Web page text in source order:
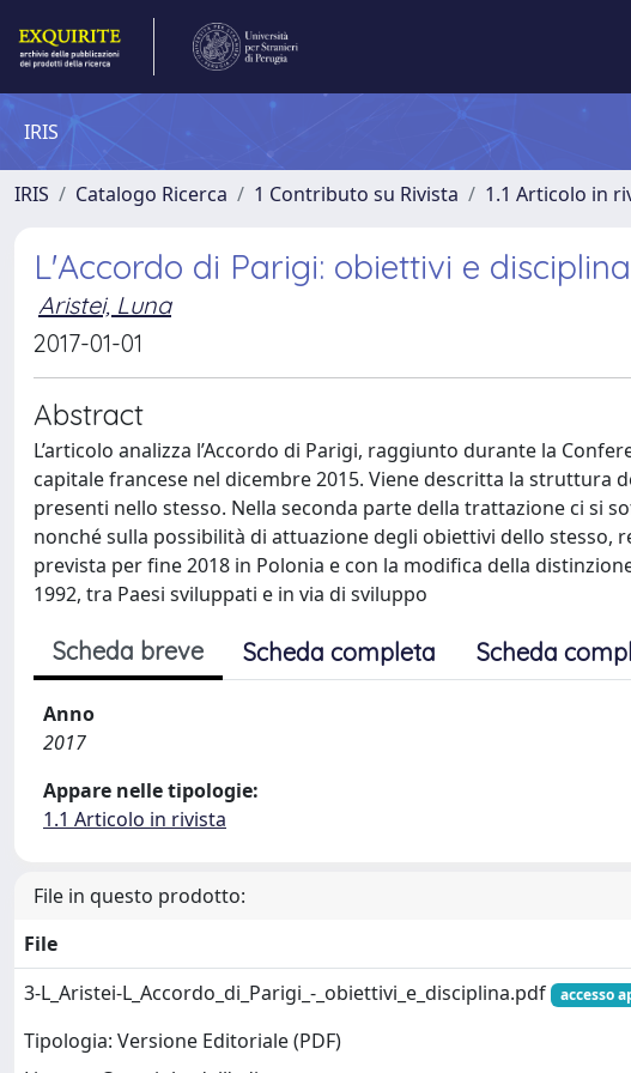
IRIS
IRIS Catalogo Ricerca 1 Contributo su Rivista 1.1 Articolo in
L'Accordo di Parigi: obiettivi e disciplina
Aristei, Luna
2017-01-01
Abstract
L’articolo analizza l’Accordo di Parigi, raggiunto durante la
capitale francese nel dicembre 2015. Viene descritta la struttura
presenti nello stesso. Nella seconda parte della trattazione ci si
nonché sulla possibilità di attuazione degli obiettivi dello stesso,
prevista per fine 2018 in Polonia e con la modifica della
1992, tra Paesi sviluppati e in via di sviluppo
Scheda breve Scheda completa Scheda
Anno
2017
Appare nelle tipologie:
1.1 Articolo in rivista
File in questo prodotto:
File
3-L_Aristei-L_Accordo_di_Parigi_-_obiettivi_e_disciplina.pdf
accesso
Tipologia: Versione Editoriale (PDF)